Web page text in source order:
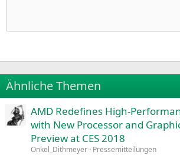
22
26
Times New Roman
Trebuchet MS
Verdana
Heading 2
Ähnliche Themen
AMD Redefines High-
with New Processor and
Preview at CES 2018
Onkel_Dithmeyer Pressemitteilungen